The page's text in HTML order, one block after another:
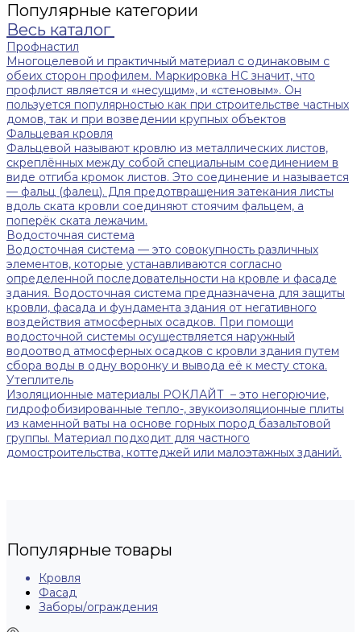
Популярные категории
Весь каталог
Профнастил
Многоцелевой и практичный материал с одинаковым с
обеих сторон профилем. Маркировка НС значит, что
профлист является и «несущим», и «стеновым». Он
пользуется популярностью как при строительстве частных
домов, так и при возведении крупных объектов
Фальцевая кровля
Фальцевой называют кровлю из металлических листов,
скреплённых между собой специальным соединением в
виде отгиба кромок листов. Это соединение и называется
— фальц (фалец). Для предотвращения затекания листы
вдоль ската кровли соединяют стоячим фальцем, а
поперёк ската лежачим.
Водосточная система
Водосточная система — это совокупность различных
элементов, которые устанавливаются согласно
определенной последовательности на кровле и фасаде
здания. Водосточная система предназначена для защиты
кровли, фасада и фундамента здания от негативного
воздействия атмосферных осадков. При помощи
водосточной системы осуществляется наружный
водоотвод атмосферных осадков с кровли здания путем
сбора воды в одну воронку и вывода её к месту стока.
Утеплитель
Изоляционные материалы РОКЛАЙТ – это негорючие,
гидрофобизированные тепло-, звукоизоляционные плиты
из каменной ваты на основе горных пород базальтовой
группы. Материал подходит для частного
домостроительства, коттеджей или малоэтажных зданий.
Популярные товары
Кровля
Фасад
Заборы/ограждения